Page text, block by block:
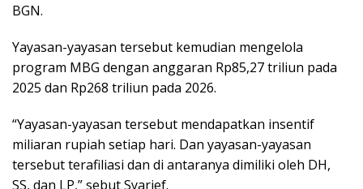
BGN.
Yayasan-yayasan tersebut kemudian mengelola
program MBG dengan anggaran Rp85,27 triliun pada
2025 dan Rp268 triliun pada 2026.
“Yayasan-yayasan tersebut mendapatkan insentif
miliaran rupiah setiap hari. Dan yayasan-yayasan
tersebut terafiliasi dan di antaranya dimiliki oleh DH,
SS, dan LP,” sebut Syarief.